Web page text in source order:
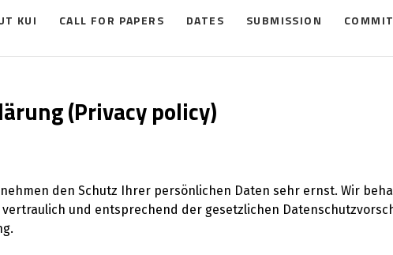
KUI CALL FOR PAPERS DATES SUBMISSION
(Privacy policy)
den Schutz Ihrer persönlichen Daten sehr ernst. Wir
und entsprechend der gesetzlichen